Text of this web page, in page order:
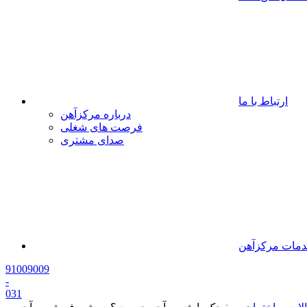
ارتباط با ما
درباره مرکزآهن
فرصت های شغلی
صدای مشتری
مرکزآهن
91009009
-
031